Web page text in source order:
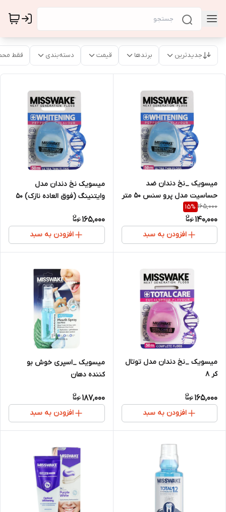
جدیدترین برندها قیمت دسته‌بندی فقط
میسویک _نخ دندان ضد
حساسیت مدل پرو سنس 50 متر
165,000
15%
140,000
افزودن به سبد
میسویک نخ دندان مدل
وایتنینگ (فوق العاده نازک) 50
165,000
افزودن به سبد
میسویک _نخ دندان مدل توتال
کر 8
165,000
افزودن به سبد
میسویک _اسپری خوش بو
کننده دهان
187,000
افزودن به سبد